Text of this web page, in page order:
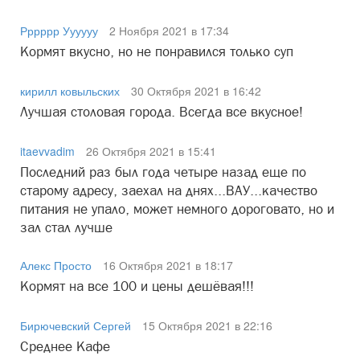
Рррррр Уууууу
2 Ноября 2021 в 17:34
Кормят вкусно, но не понравился только суп
кирилл ковыльских
30 Октября 2021 в 16:42
Лучшая столовая города. Всегда все вкусное!
itaevvadim
26 Октября 2021 в 15:41
Последний раз был года четыре назад еще по
старому адресу, заехал на днях...ВАУ...качество
питания не упало, может немного дороговато, но и
зал стал лучше
Алекс Просто
16 Октября 2021 в 18:17
Кормят на все 100 и цены дешёвая!!!
Бирючевский Сергей
15 Октября 2021 в 22:16
Среднее Кафе